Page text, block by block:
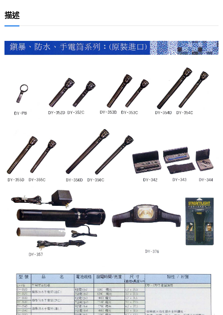
描述